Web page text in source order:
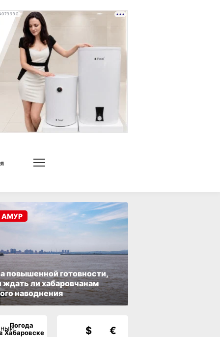
повышенной готовности,
ждать ли хабаровчанам
наводнения
АМУР
Погода
Хабаровске
$ €